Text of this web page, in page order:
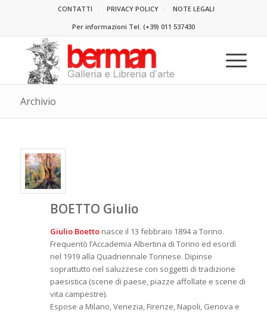
CONTATTI PRIVACY POLICY
NOTE LEGALI
Per informazioni Tel. (+39) 011 537430
Archivio
BOETTO Giulio
Giulio Boettonasce il 13 febbraio 1894 a Torino.
Frequentò l’Accademia Albertina di Torino ed esordì
nel 1919 alla Quadriennale Torinese. Dipinse
soprattutto nel saluzzese con soggetti di tradizione
paesistica (scene di paese, piazze affollate e scene di
vita campestre).
Espose a Milano, Venezia, Firenze, Napoli, Genova e